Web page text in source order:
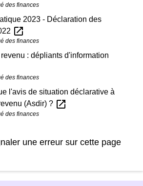
des finances
2023 - Déclaration des
open_in_new
des finances
revenu : dépliants d'information
des finances
l'avis de situation déclarative à
(Asdir) ? open_in_new
des finances
une erreur sur cette page